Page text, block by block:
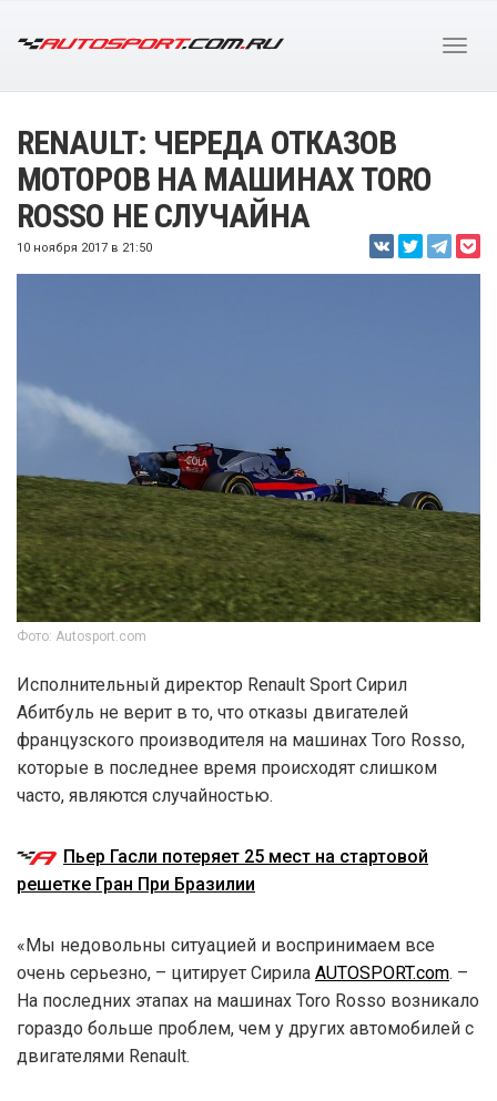
RENAULT: ЧЕРЕДА ОТКАЗОВ
МОТОРОВ НА МАШИНАХ TORO
ROSSO НЕ СЛУЧАЙНА
10 ноября 2017 в 21:50
Фото: Autosport.com
Исполнительный директор Renault Sport Сирил
Абитбуль не верит в то, что отказы двигателей
французского производителя на машинах Toro Rosso,
которые в последнее время происходят слишком
часто, являются случайностью.
Пьер Гасли потеряет 25 мест на стартовой
решетке Гран При Бразилии
«Мы недовольны ситуацией и воспринимаем все
очень серьезно, – цитирует Сирила AUTOSPORT.com. –
На последних этапах на машинах Toro Rosso возникало
гораздо больше проблем, чем у других автомобилей с
двигателями Renault.